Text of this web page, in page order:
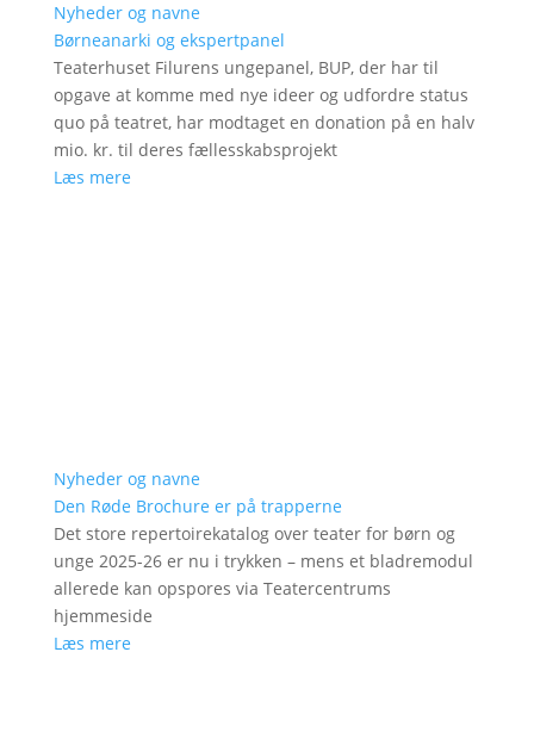
Nyheder og navne
Børneanarki og ekspertpanel
Teaterhuset Filurens ungepanel, BUP, der har til
opgave at komme med nye ideer og udfordre status
quo på teatret, har modtaget en donation på en halv
mio. kr. til deres fællesskabsprojekt
Læs mere
Nyheder og navne
Den Røde Brochure er på trapperne
Det store repertoirekatalog over teater for børn og
unge 2025-26 er nu i trykken – mens et bladremodul
allerede kan opspores via Teatercentrums
hjemmeside
Læs mere